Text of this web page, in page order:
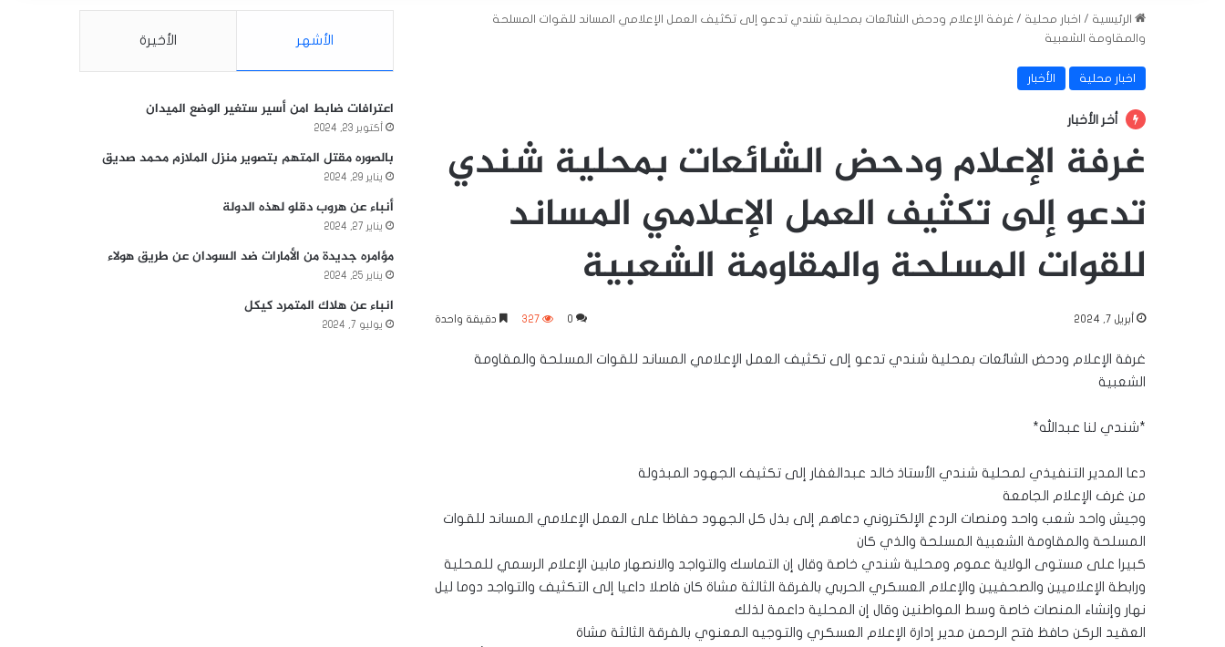
الرئيسية / اخبار محلية / غرفة الإعلام ودحض الشائعات بمحلية شندي تدعو إلى تكثيف العمل الإعلامي المساند للقوات المسلحة
والمقاومة الشعبية
اخبار محلية الأخبار
أخر الأخبار
غرفة الإعلام ودحض الشائعات بمحلية شندي
تدعو إلى تكثيف العمل الإعلامي المساند
للقوات المسلحة والمقاومة الشعبية
أبريل 7, 2024 0
327 دقيقة واحدة
غرفة الإعلام ودحض الشائعات بمحلية شندي تدعو إلى تكثيف العمل الإعلامي المساند للقوات المسلحة والمقاومة
الشعبية
*شندي لنا عبدالله*
دعا المدير التنفيذي لمحلية شندي الأستاذ خالد عبدالغفار إلى تكثيف الجهود المبذولة
من غرف الإعلام الجامعة
وجيش واحد شعب واحد ومنصات الردع الإلكتروني دعاهم إلى بذل كل الجهود حفاظا على العمل الإعلامي المساند للقوات
المسلحة والمقاومة الشعبية المسلحة والذي كان
كبيرا على مستوى الولاية عموم ومحلية شندي خاصة وقال إن التماسك والتواجد والانصهار مابين الإعلام الرسمي للمحلية
ورابطة الإعلاميين والصحفيين والإعلام العسكري الحربي بالفرقة الثالثة مشاة كان فاصلا داعيا إلى التكثيف والتواجد دوما ليل
نهار وإنشاء المنصات خاصة وسط المواطنين وقال إن المحلية داعمة لذلك
العقيد الركن حافظ فتح الرحمن مدير إدارة الإعلام العسكري والتوجيه المعنوي بالفرقة الثالثة مشاة
الأشهر الأخيرة
اعترافات ضابط امن أسير ستغير الوضع الميدان
أكتوبر 23, 2024
بالصوره مقتل المتهم بتصوير منزل الملازم محمد صديق
يناير 29, 2024
أنباء عن هروب دقلو لهذه الدولة
يناير 27, 2024
مؤامره جديدة من الأمارات ضد السودان عن طريق هولاء
يناير 25, 2024
انباء عن هلاك المتمرد كيكل
يوليو 7, 2024